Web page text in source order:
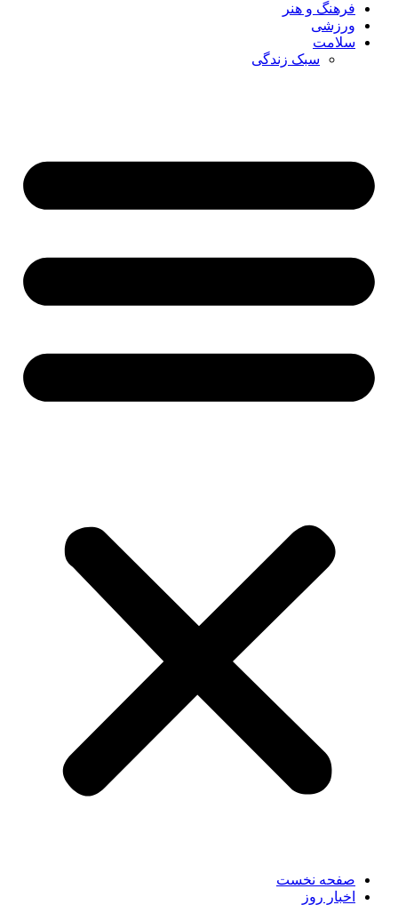
فرهنگ و هنر
ورزشی
سلامت
سبک زندگی
صفحه نخست
اخبار روز